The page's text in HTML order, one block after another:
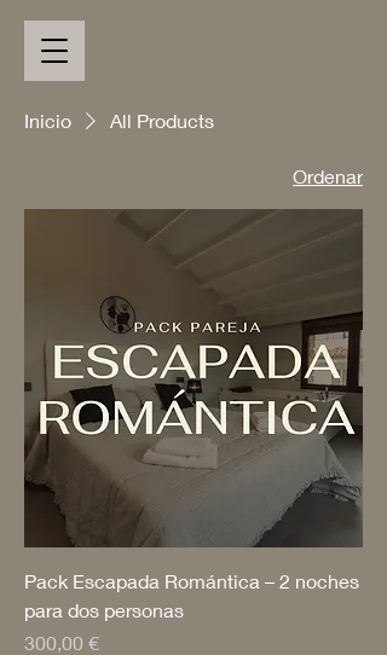
Inicio All Products
Ordenar
Pack Escapada Romántica – 2 noches
para dos personas
Precio
300,00 €